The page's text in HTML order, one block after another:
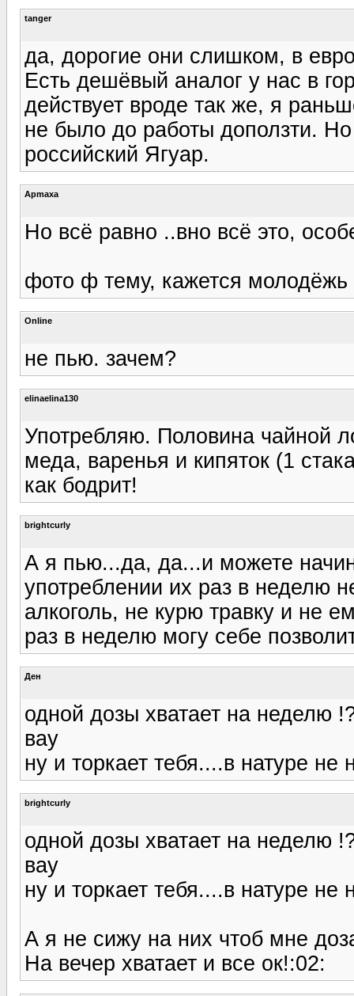
tanger
да, дорогие они слишком, в
Есть дешёвый аналог у нас в
действует вроде так же, я
не было до работы доползти.
российский Ягуар.
Apmaxa
Но всё равно ..вно всё это,
фото ф тему, кажется
Online
не пью. зачем?
elinaelina130
Употребляю. Половина чайной
меда, варенья и кипяток (1
как бодрит!
brightcurly
А я пью...да, да...и можете
употреблении их раз в неделю
алкоголь, не курю травку и не
раз в неделю могу себе
Ден
одной дозы хватает на неделю
вау
ну и торкает тебя....в натуре не
brightcurly
одной дозы хватает на неделю
вау
ну и торкает тебя....в натуре не
А я не сижу на них чтоб мне
На вечер хватает и все ок!:02: